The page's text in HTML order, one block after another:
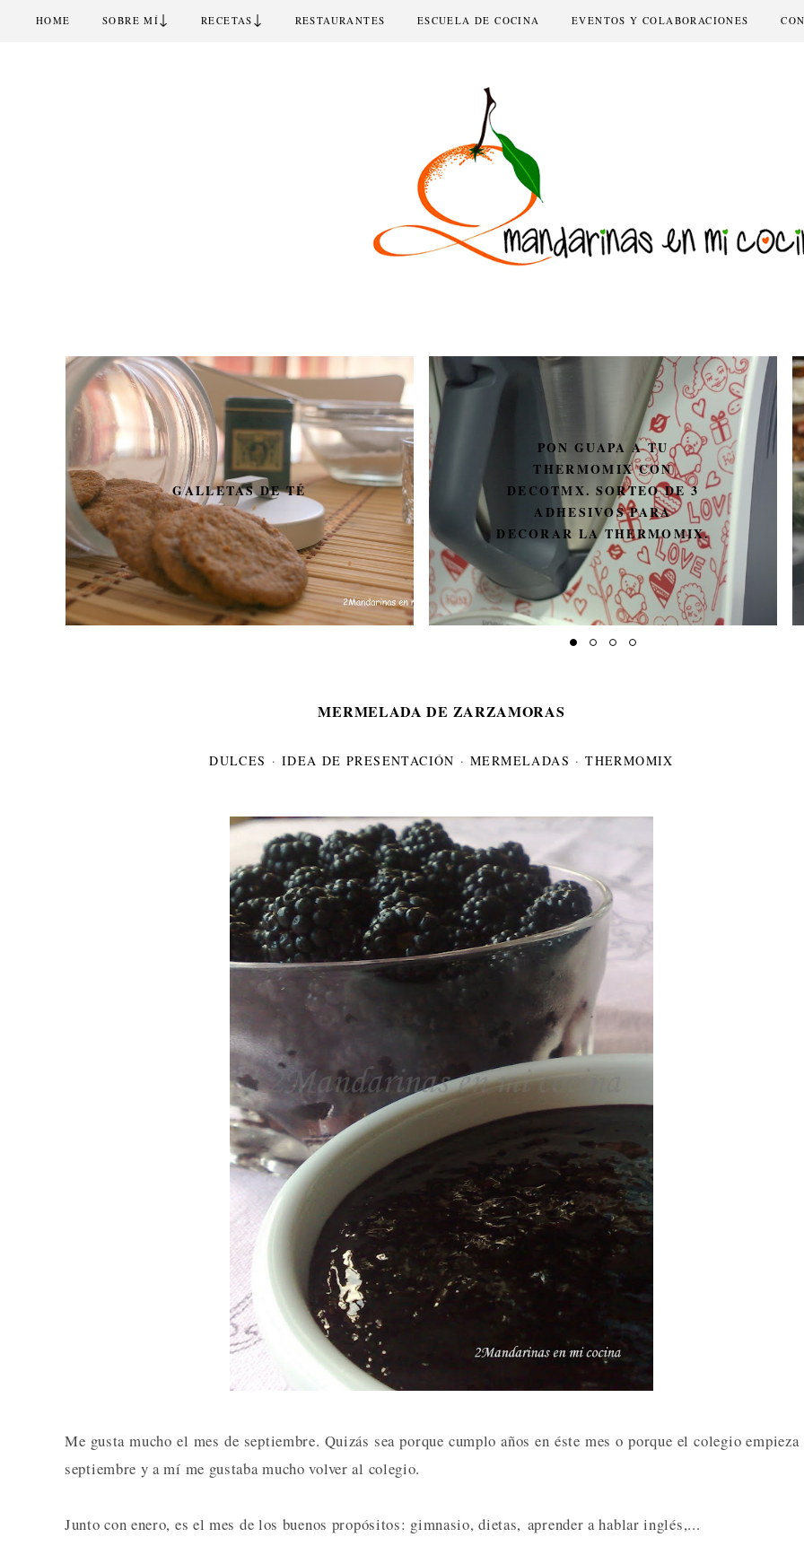
HOME SOBRE MÍ↓ RECETAS ↓ RESTAURANTES ESCUELA DE COCINA EVENTOS Y COLABORACIONES
PON GUAPA A TU
THERMOMIX CON
DECOTMX. SORTEO DE 3
ADHESIVOS PARA
DECORAR LA THERMOMIX.
TOSTA DE PIMIENTOS,
QUESO DE CABRA Y FOIE
DE @EVAMCHEF_OF Y
SORTEO DEL LIBRO LA
COCINA RICA Y SANA DE
EVA
MERMELADA DE ZARZAMORAS
DULCES · IDEA DE PRESENTACIÓN · MERMELADAS ·THERMOMIX
Me gusta mucho el mes de septiembre. Quizás sea porque cumplo años en éste mes o porque el colegio empieza
septiembre y a mí me gustaba mucho volver al colegio.
Junto con enero, es el mes de los buenos propósitos: gimnasio, dietas, aprender a hablar inglés,...